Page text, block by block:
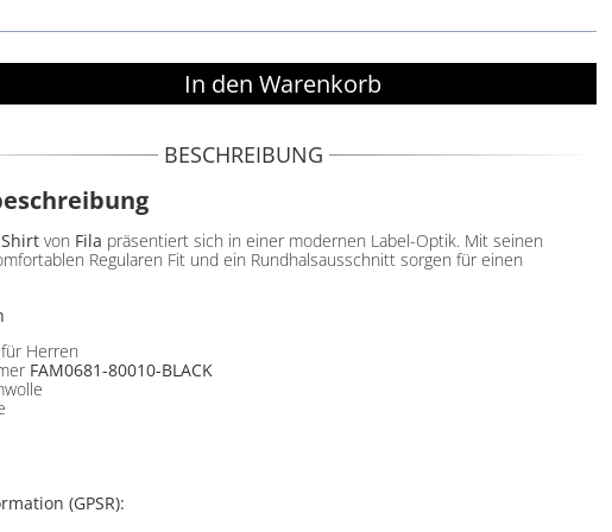
BESCHREIBUNG
von Fila präsentiert sich in einer modernen Label-Optik. Mit seinen
Regularen Fit und ein Rundhalsausschnitt sorgen für einen
Herren
FAM0681-80010-BLACK
(GPSR):